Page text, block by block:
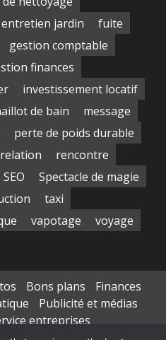
entretien jardin
fuite
gestion comptable
finances
investissement locatif
de bain
message
perte de poids durable
relation
rencontre
SEO
Spectacle de magie
taxi
vapotage
voyage
Bons plans
Finances
Publicité et médias
entreprises